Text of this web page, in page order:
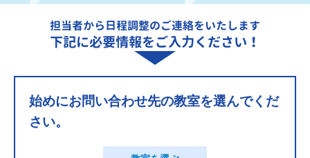
担当者から日程調整のご連絡をいたします
下記に必要情報をご入力ください！
始めにお問い合わせ先の教室を選んでくだ
さい。